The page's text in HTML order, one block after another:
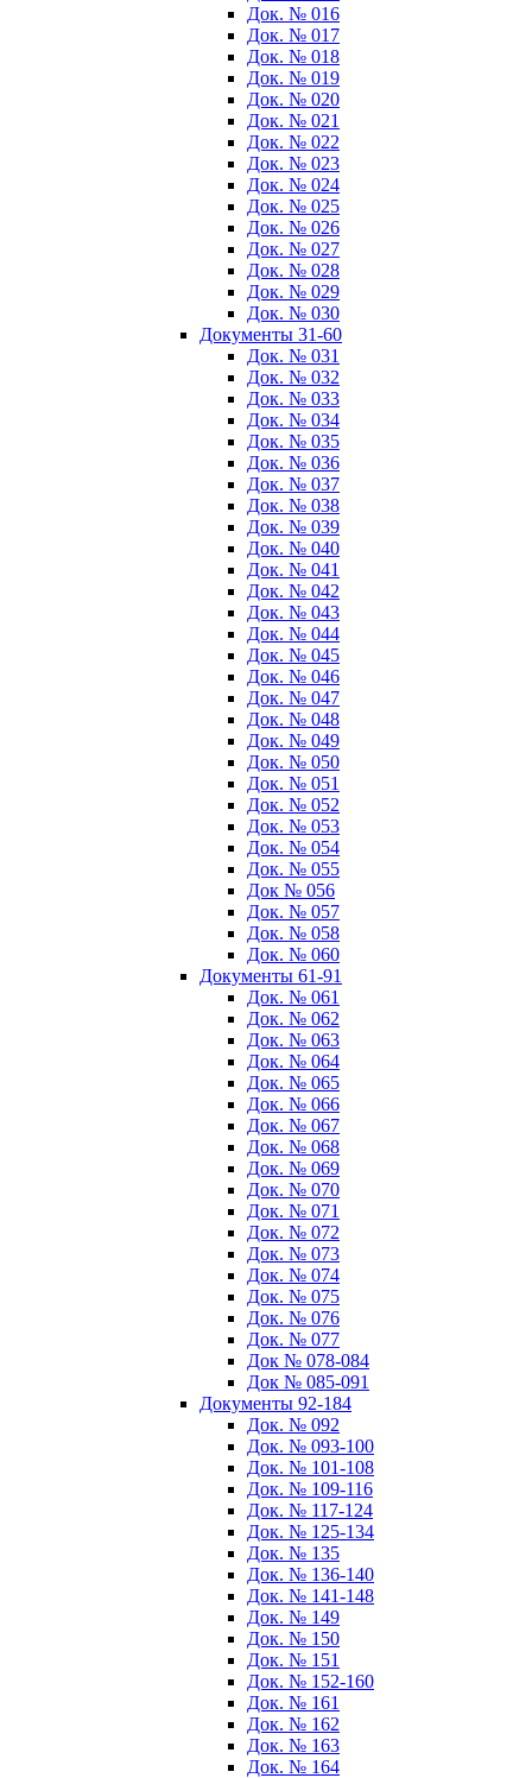
Док. № 016
Док. № 017
Док. № 018
Док. № 019
Док. № 020
Док. № 021
Док. № 022
Док. № 023
Док. № 024
Док. № 025
Док. № 026
Док. № 027
Док. № 028
Док. № 029
Док. № 030
Документы 31-60
Док. № 031
Док. № 032
Док. № 033
Док. № 034
Док. № 035
Док. № 036
Док. № 037
Док. № 038
Док. № 039
Док. № 040
Док. № 041
Док. № 042
Док. № 043
Док. № 044
Док. № 045
Док. № 046
Док. № 047
Док. № 048
Док. № 049
Док. № 050
Док. № 051
Док. № 052
Док. № 053
Док. № 054
Док. № 055
Док № 056
Док. № 057
Док. № 058
Док. № 060
Документы 61-91
Док. № 061
Док. № 062
Док. № 063
Док. № 064
Док. № 065
Док. № 066
Док. № 067
Док. № 068
Док. № 069
Док. № 070
Док. № 071
Док. № 072
Док. № 073
Док. № 074
Док. № 075
Док. № 076
Док. № 077
Док № 078-084
Док № 085-091
Документы 92-184
Док. № 092
Док. № 093-100
Док. № 101-108
Док. № 109-116
Док. № 117-124
Док. № 125-134
Док. № 135
Док. № 136-140
Док. № 141-148
Док. № 149
Док. № 150
Док. № 151
Док. № 152-160
Док. № 161
Док. № 162
Док. № 163
Док. № 164